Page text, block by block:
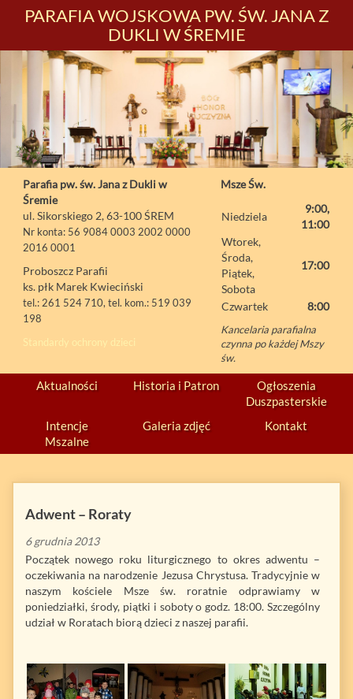
PARAFIA WOJSKOWA PW. ŚW. JANA Z
DUKLI W ŚREMIE
Parafia pw. św. Jana z Dukli w
Śremie
ul. Sikorskiego 2, 63-100 ŚREM
Nr konta: 56 9084 0003 2002 0000
2016 0001
Proboszcz Parafii
ks. płk Marek Kwieciński
tel.: 261 524 710, tel. kom.: 519 039
198
Standardy ochrony dzieci
Msze Św.
Niedziela
9:00,
11:00
Wtorek,
Środa,
Piątek,
Sobota
17:00
Czwartek 8:00
Kancelaria parafialna
czynna po każdej Mszy
św.
Aktualności Historia i Patron
Ogłoszenia
Duszpasterskie
Intencje
Mszalne
Galeria zdjęć Kontakt
Adwent – Roraty
6 grudnia 2013
Początek nowego roku liturgicznego to okres adwentu –
oczekiwania na narodzenie Jezusa Chrystusa. Tradycyjnie w
naszym kościele Msze św. roratnie odprawiamy w
poniedziałki, środy, piątki i soboty o godz. 18:00. Szczególny
udział w Roratach biorą dzieci z naszej parafii.